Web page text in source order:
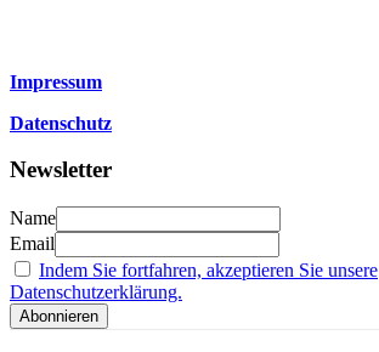
Impressum
Datenschutz
Newsletter
Name
Email
Indem Sie fortfahren, akzeptieren Sie unsere
Datenschutzerklärung.